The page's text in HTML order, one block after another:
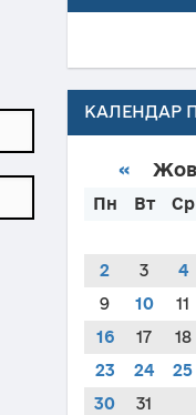
КАЛЕНДАР
«
Пн Вт Ср
2
3 4
9
10 11
16
17 18
23
24 25
30
31